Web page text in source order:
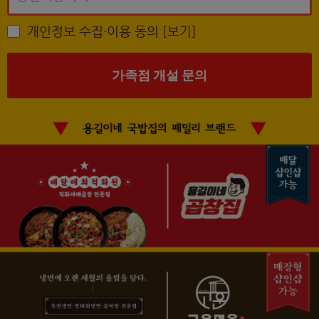
개인정보 수집·이용 동의 [보기]
가족점 개설 문의